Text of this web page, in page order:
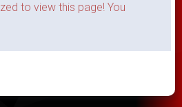
to view this page! You